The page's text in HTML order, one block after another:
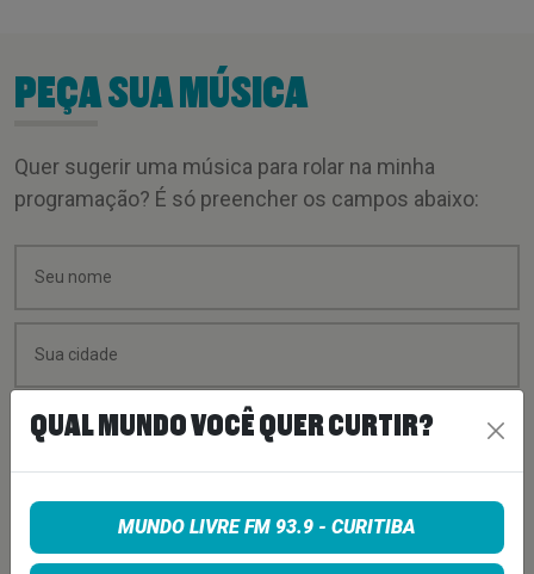
PEÇA SUA MÚSICA
Quer sugerir uma música para rolar na minha
programação? É só preencher os campos abaixo:
QUAL MUNDO VOCÊ QUER CURTIR?
MUNDO LIVRE FM 93.9 - CURITIBA